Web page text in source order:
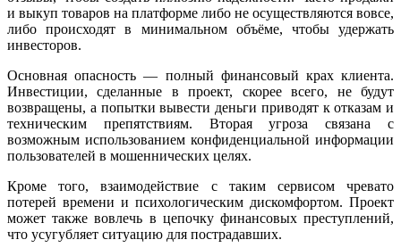
и выкуп товаров на платформе либо не осуществляются вовсе,
либо происходят в минимальном объёме, чтобы удержать
инвесторов.
Основная опасность — полный финансовый крах клиента.
Инвестиции, сделанные в проект, скорее всего, не будут
возвращены, а попытки вывести деньги приводят к отказам и
техническим препятствиям. Вторая угроза связана с
возможным использованием конфиденциальной информации
пользователей в мошеннических целях.
Кроме того, взаимодействие с таким сервисом чревато
потерей времени и психологическим дискомфортом. Проект
может также вовлечь в цепочку финансовых преступлений,
что усугубляет ситуацию для пострадавших.